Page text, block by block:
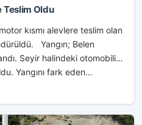
Teslim Oldu
kısmı alevlere teslim olan
Yangın; Belen
Seyir halindeki otomobilin
Yangını fark eden...